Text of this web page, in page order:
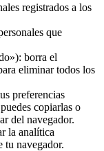
registrados a los
que
borra el
eliminar todos los
preferencias
copiarlas o
del navegador.
la analítica
tu navegador.